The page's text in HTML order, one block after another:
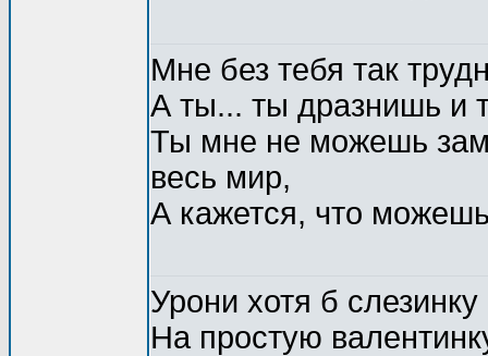
Мне без тебя так
А ты... ты дразнишь и
Ты мне не можешь
весь мир,
А кажется, что
Урони хотя б слезинку
На простую